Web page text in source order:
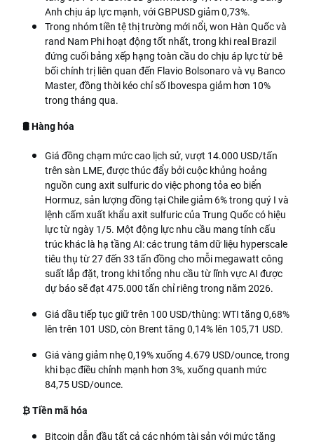
Anh chịu áp lực mạnh, với GBPUSD giảm 0,73%.
Trong nhóm tiền tệ thị trường mới nổi, won Hàn Quốc và
rand Nam Phi hoạt động tốt nhất, trong khi real Brazil
đứng cuối bảng xếp hạng toàn cầu do chịu áp lực từ bê
bối chính trị liên quan đến Flavio Bolsonaro và vụ Banco
Master, đồng thời kéo chỉ số Ibovespa giảm hơn 10%
trong tháng qua.
🛢️ Hàng hóa
Giá đồng chạm mức cao lịch sử, vượt 14.000 USD/tấn
trên sàn LME, được thúc đẩy bởi cuộc khủng hoảng
nguồn cung axit sulfuric do việc phong tỏa eo biển
Hormuz, sản lượng đồng tại Chile giảm 6% trong quý I và
lệnh cấm xuất khẩu axit sulfuric của Trung Quốc có hiệu
lực từ ngày 1/5. Một động lực nhu cầu mang tính cấu
trúc khác là hạ tầng AI: các trung tâm dữ liệu hyperscale
tiêu thụ từ 27 đến 33 tấn đồng cho mỗi megawatt công
suất lắp đặt, trong khi tổng nhu cầu từ lĩnh vực AI được
dự báo sẽ đạt 475.000 tấn chỉ riêng trong năm 2026.
Giá dầu tiếp tục giữ trên 100 USD/thùng: WTI tăng 0,68%
lên trên 101 USD, còn Brent tăng 0,14% lên 105,71 USD.
Giá vàng giảm nhẹ 0,19% xuống 4.679 USD/ounce, trong
khi bạc điều chỉnh mạnh hơn 3%, xuống quanh mức
84,75 USD/ounce.
₿ Tiền mã hóa
Bitcoin dẫn đầu tất cả các nhóm tài sản với mức tăng